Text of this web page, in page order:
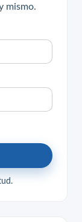
mismo.